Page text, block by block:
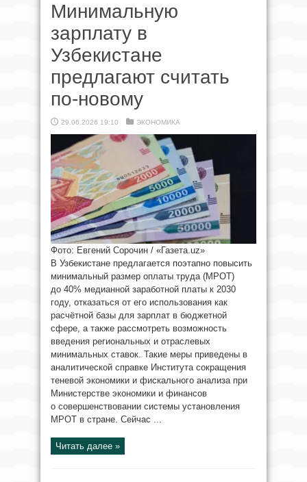
Минимальную
зарплату в
Узбекистане
предлагают считать
по-новому
29.06.2026 19:10 ЭКОНОМИКА
Фото: Евгений Сорочин / «Газета.uz»
В Узбекистане предлагается поэтапно повысить
минимальный размер оплаты труда (МРОТ)
до 40% медианной заработной платы к 2030
году, отказаться от его использования как
расчётной базы для зарплат в бюджетной
сфере, а также рассмотреть возможность
введения региональных и отраслевых
минимальных ставок. Такие меры приведены в
аналитической справке Института сокращения
теневой экономики и фискального анализа при
Министерстве экономики и финансов
о совершенствовании системы установления
МРОТ в стране. Сейчас ...
Читать далее »